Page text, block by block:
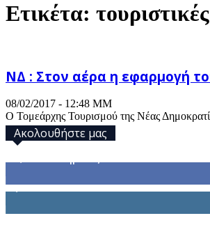
Ετικέτα:
ΝΔ : Στον αέρα η εφαρμογή
08/02/2017 - 12:48 ΜΜ
Ο Τομεάρχης Τουρισμού της Νέας
Ακολουθήστε μας